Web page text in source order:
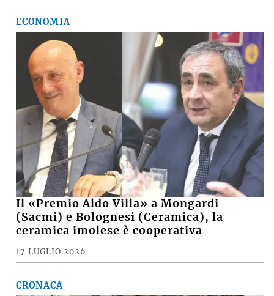
VIDEO e FOTO – Maltempo, raffiche di
vento e pioggia battente, i danni a
Medicina, Castel San Pietro e nella
pianura imolese
16 LUGLIO 2026